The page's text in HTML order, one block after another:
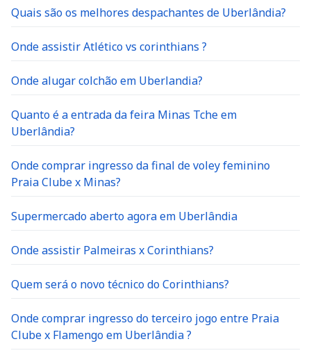
Quais são os melhores despachantes de Uberlândia?
Onde assistir Atlético vs corinthians ?
Onde alugar colchão em Uberlandia?
Quanto é a entrada da feira Minas Tche em
Uberlândia?
Onde comprar ingresso da final de voley feminino
Praia Clube x Minas?
Supermercado aberto agora em Uberlândia
Onde assistir Palmeiras x Corinthians?
Quem será o novo técnico do Corinthians?
Onde comprar ingresso do terceiro jogo entre Praia
Clube x Flamengo em Uberlândia ?